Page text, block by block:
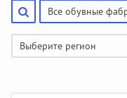
Все обувные
Выберите регион